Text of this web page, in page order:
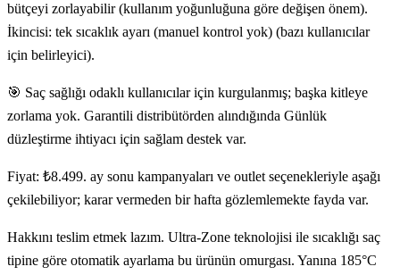
bütçeyi zorlayabilir (kullanım yoğunluğuna göre değişen önem).
İkincisi: tek sıcaklık ayarı (manuel kontrol yok) (bazı kullanıcılar
için belirleyici).
🎯 Saç sağlığı odaklı kullanıcılar için kurgulanmış; başka kitleye
zorlama yok. Garantili distribütörden alındığında Günlük
düzleştirme ihtiyacı için sağlam destek var.
Fiyat: ₺8.499. ay sonu kampanyaları ve outlet seçenekleriyle aşağı
çekilebiliyor; karar vermeden bir hafta gözlemlemekte fayda var.
Hakkını teslim etmek lazım. Ultra-Zone teknolojisi ile sıcaklığı saç
tipine göre otomatik ayarlama bu ürünün omurgası. Yanına 185°C